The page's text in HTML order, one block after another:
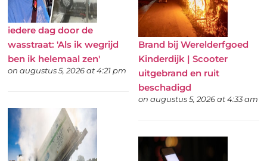
iedere dag door de
wasstraat: 'Als ik wegrijd
ben ik helemaal zen'
on augustus 5, 2026 at 4:21 pm
Brand bij Werelderfgoed
Kinderdijk | Scooter
uitgebrand en ruit
beschadigd
on augustus 5, 2026 at 4:33 am